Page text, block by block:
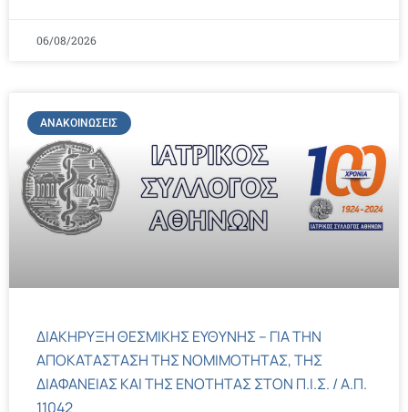
06/08/2026
ΑΝΑΚΟΙΝΏΣΕΙΣ
ΔΙΑΚΗΡΥΞΗ ΘΕΣΜΙΚΗΣ ΕΥΘΥΝΗΣ – ΓΙΑ ΤΗΝ
ΑΠΟΚΑΤΑΣΤΑΣΗ ΤΗΣ ΝΟΜΙΜΟΤΗΤΑΣ, ΤΗΣ
ΔΙΑΦΑΝΕΙΑΣ ΚΑΙ ΤΗΣ ΕΝΟΤΗΤΑΣ ΣΤΟΝ Π.Ι.Σ. / Α.Π.
11042